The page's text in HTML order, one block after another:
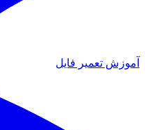
آموزش تعمیر فایل